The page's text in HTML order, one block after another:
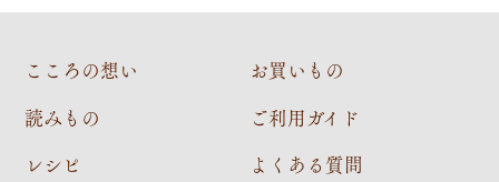
こころの想い
読みもの
レシピ
お買いもの
ご利用ガイド
よくある質問